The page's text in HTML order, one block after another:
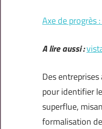
Axe de progrès
A lire aussi :
Des
pour identifier
superflue,
formalisation